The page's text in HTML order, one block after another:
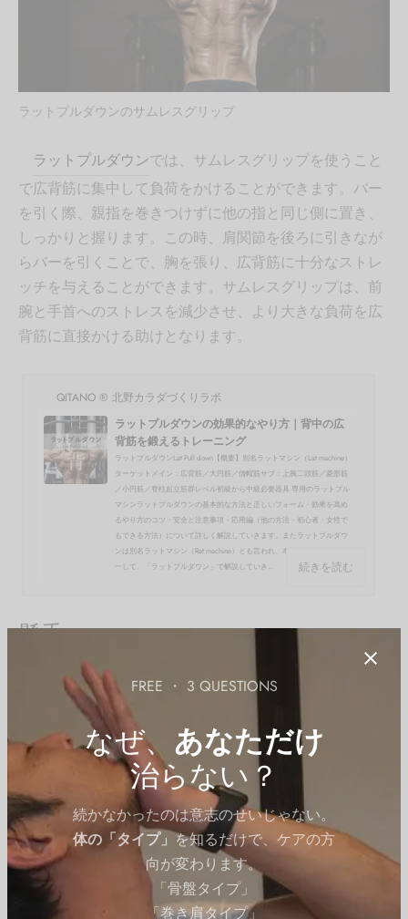
FREE ・ 3 QUESTIONS
なぜ、 あなただけ
治らない？
続かなかったのは意志のせいじゃない。
体の「タイプ」を知るだけで、ケアの方
向が変わります。
「骨盤タイプ」
「巻き肩タイプ」
ラットプルダウンのサムレスグリップ
ラットプルダウンでは、サムレスグリップを使うこと
で広背筋に集中して負荷をかけることができます。バー
を引く際、親指を巻きつけずに他の指と同じ側に置き、
しっかりと握ります。この時、肩関節を後ろに引きなが
らバーを引くことで、胸を張り、広背筋に十分なストレ
ッチを与えることができます。サムレスグリップは、前
腕と手首へのストレスを減少させ、より大きな負荷を広
背筋に直接かける助けとなります。
QITANO ® 北野カラダづくりラボ
ラットプルダウンの効果的なやり方｜背中の広
背筋を鍛えるトレーニング
ラットプルダウンLat Pull down【概要】別名ラットマシン（Lat machine）
ターゲットメイン：広背筋／大円筋／僧帽筋サブ：上腕二頭筋／菱形筋
／小円筋／脊柱起立筋群レベル初級から中級必要器具 専用のラットプル
マシンラットプルダウンの基本的な方法と正しいフォーム・効果を高め
るやり方のコツ・安全と注意事項・応用編（他の方法・初心者・女性で
もできる方法）について詳しく解説していきます。またラットプルダウ
ンは別名ラットマシン（Rat machine）とも言われ、本記事では名前を統
一して、「ラットプルダウン」で解説していき...
続きを読む
懸垂